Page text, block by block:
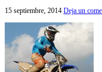
15 septiembre, 2014 Deja un